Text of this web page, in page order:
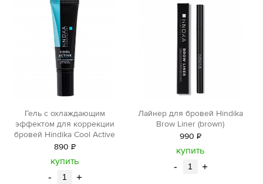
Гель с охлаждающим
эффектом для коррекции
бровей Hindika Cool Active
890 Р
уб.
купить
- +
Лайнер для бровей Hindika
Brow Liner (brown)
990 Р
уб.
купить
- +